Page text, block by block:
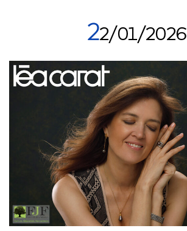
22/01/2026